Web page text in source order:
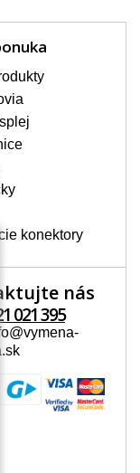
alebo
displeje, ktoré
bez chybných
modelu
spodnej
pod
na
z
pri
konektory
nás
021 395